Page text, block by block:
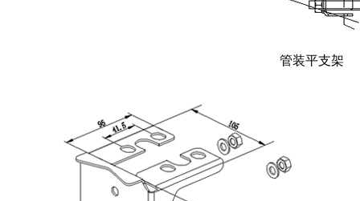
管装平支架